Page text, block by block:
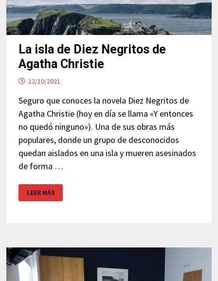
La isla de Diez Negritos de
Agatha Christie
12/10/2021
Seguro que conoces la novela Diez Negritos de
Agatha Christie (hoy en día se llama «Y entonces
no quedó ninguno»). Una de sus obras más
populares, donde un grupo de desconocidos
quedan aislados en una isla y mueren asesinados
de forma …
ISLA
DE
LEER MÁS